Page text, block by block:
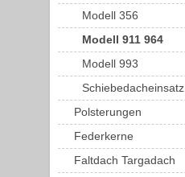
Modell 356
Modell 911 964
Modell 993
Schiebedacheinsatz
Polsterungen
Federkerne
Faltdach Targadach